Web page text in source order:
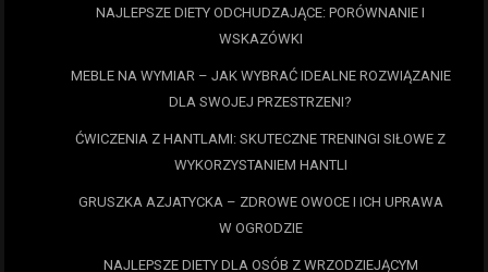
NAJLEPSZE DIETY ODCHUDZAJĄCE: PORÓWNANIE I
WSKAZÓWKI
MEBLE NA WYMIAR – JAK WYBRAĆ IDEALNE ROZWIĄZANIE
DLA SWOJEJ PRZESTRZENI?
ĆWICZENIA Z HANTLAMI: SKUTECZNE TRENINGI SIŁOWE Z
WYKORZYSTANIEM HANTLI
GRUSZKA AZJATYCKA – ZDROWE OWOCE I ICH UPRAWA
W OGRODZIE
NAJLEPSZE DIETY DLA OSÓB Z WRZODZIEJĄCYM